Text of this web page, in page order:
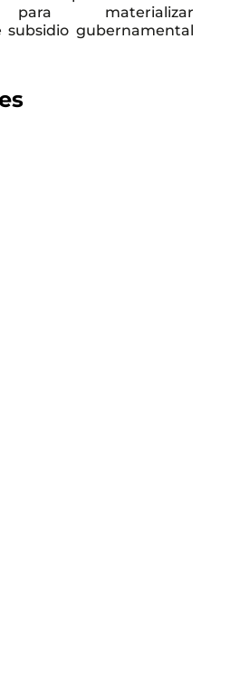
para materializar
subsidio gubernamental